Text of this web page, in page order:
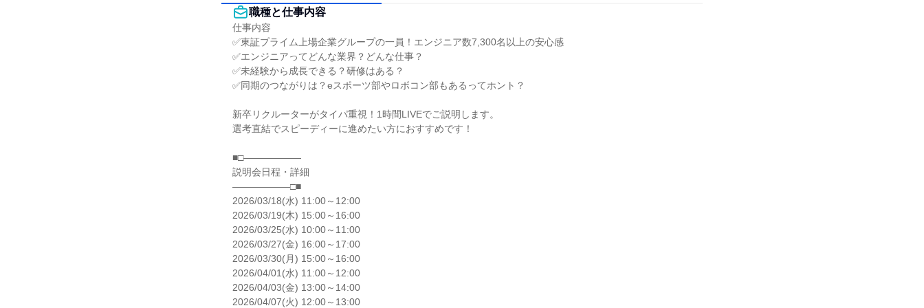
職種と仕事内容
仕事内容
✅東証プライム上場企業グループの一員！エンジニア数7,300名以上の安心感
✅エンジニアってどんな業界？どんな仕事？
✅未経験から成長できる？研修はある？
✅同期のつながりは？eスポーツ部やロボコン部もあるってホント？
新卒リクルーターがタイパ重視！1時間LIVEでご説明します。
選考直結でスピーディーに進めたい方におすすめです！
■□――――――
説明会日程・詳細
――――――□■
2026/03/18(水) 11:00～12:00
2026/03/19(木) 15:00～16:00
2026/03/25(水) 10:00～11:00
2026/03/27(金) 16:00～17:00
2026/03/30(月) 15:00～16:00
2026/04/01(水) 11:00～12:00
2026/04/03(金) 13:00～14:00
2026/04/07(火) 12:00～13:00